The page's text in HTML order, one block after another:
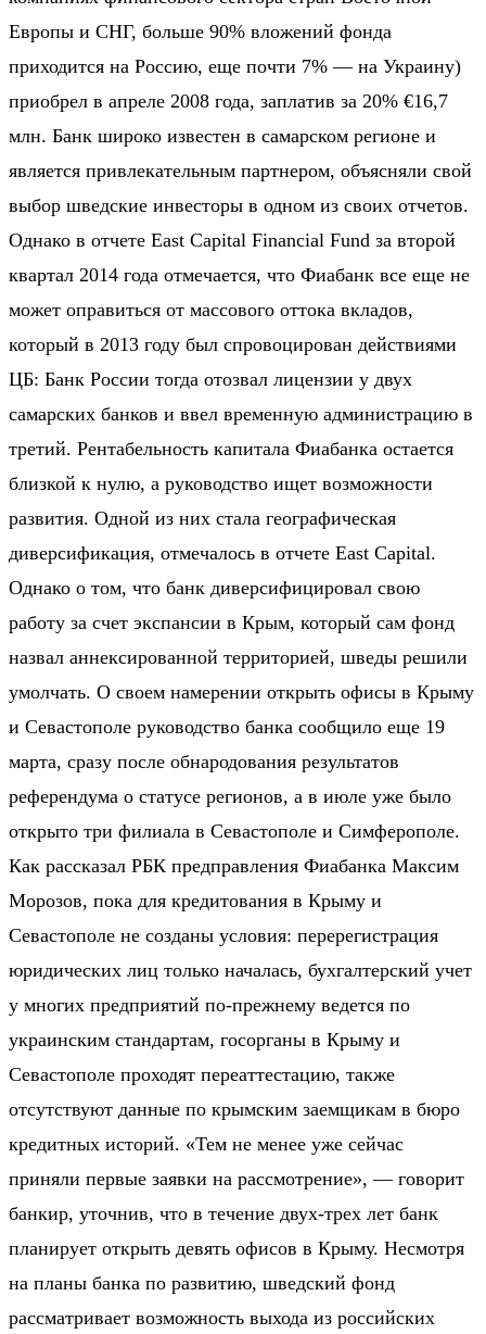
Европы и СНГ, больше 90% вложений фонда
приходится на Россию, еще почти 7% — на Украину)
приобрел в апреле 2008 года, заплатив за 20% €16,7
млн. Банк широко известен в самарском регионе и
является привлекательным партнером, объясняли свой
выбор шведские инвесторы в одном из своих отчетов.
Однако в отчете East Capital Financial Fund за второй
квартал 2014 года отмечается, что Фиабанк все еще не
может оправиться от массового оттока вкладов,
который в 2013 году был спровоцирован действиями
ЦБ: Банк России тогда отозвал лицензии у двух
самарских банков и ввел временную администрацию в
третий. Рентабельность капитала Фиабанка остается
близкой к нулю, а руководство ищет возможности
развития. Одной из них стала географическая
диверсификация, отмечалось в отчете East Capital.
Однако о том, что банк диверсифицировал свою
работу за счет экспансии в Крым, который сам фонд
назвал аннексированной территорией, шведы решили
умолчать. О своем намерении открыть офисы в Крыму
и Севастополе руководство банка сообщило еще 19
марта, сразу после обнародования результатов
референдума о статусе регионов, а в июле уже было
открыто три филиала в Севастополе и Симферополе.
Как рассказал РБК предправления Фиабанка Максим
Морозов, пока для кредитования в Крыму и
Севастополе не созданы условия: перерегистрация
юридических лиц только началась, бухгалтерский учет
у многих предприятий по-прежнему ведется по
украинским стандартам, госорганы в Крыму и
Севастополе проходят переаттестацию, также
отсутствуют данные по крымским заемщикам в бюро
кредитных историй. «Тем не менее уже сейчас
приняли первые заявки на рассмотрение», — говорит
банкир, уточнив, что в течение двух-трех лет банк
планирует открыть девять офисов в Крыму. Несмотря
на планы банка по развитию, шведский фонд
рассматривает возможность выхода из российских